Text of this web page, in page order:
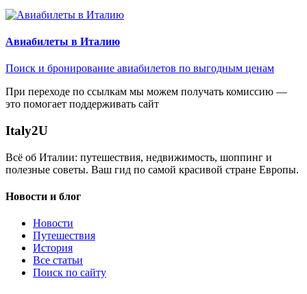
Авиабилеты в Италию
Поиск и бронирование авиабилетов по выгодным ценам
При переходе по ссылкам мы можем получать комиссию —
это помогает поддерживать сайт
Italy2U
Всё об Италии: путешествия, недвижимость, шоппинг и
полезные советы. Ваш гид по самой красивой стране Европы.
Новости и блог
Новости
Путешествия
История
Все статьи
Поиск по сайту